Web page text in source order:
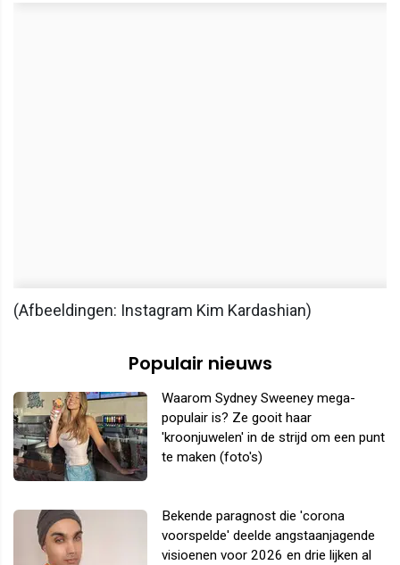
(Afbeeldingen: Instagram Kim Kardashian)
Populair nieuws
Waarom Sydney Sweeney mega-
populair is? Ze gooit haar
'kroonjuwelen' in de strijd om een punt
te maken (foto's)
Bekende paragnost die 'corona
voorspelde' deelde angstaanjagende
visioenen voor 2026 en drie lijken al